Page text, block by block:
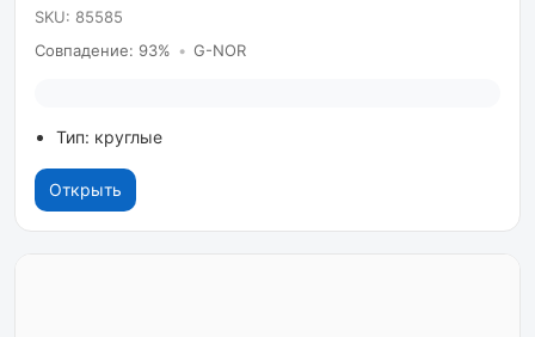
SKU: 85585
Совпадение: 93% • G-NOR
Тип: круглые
Открыть